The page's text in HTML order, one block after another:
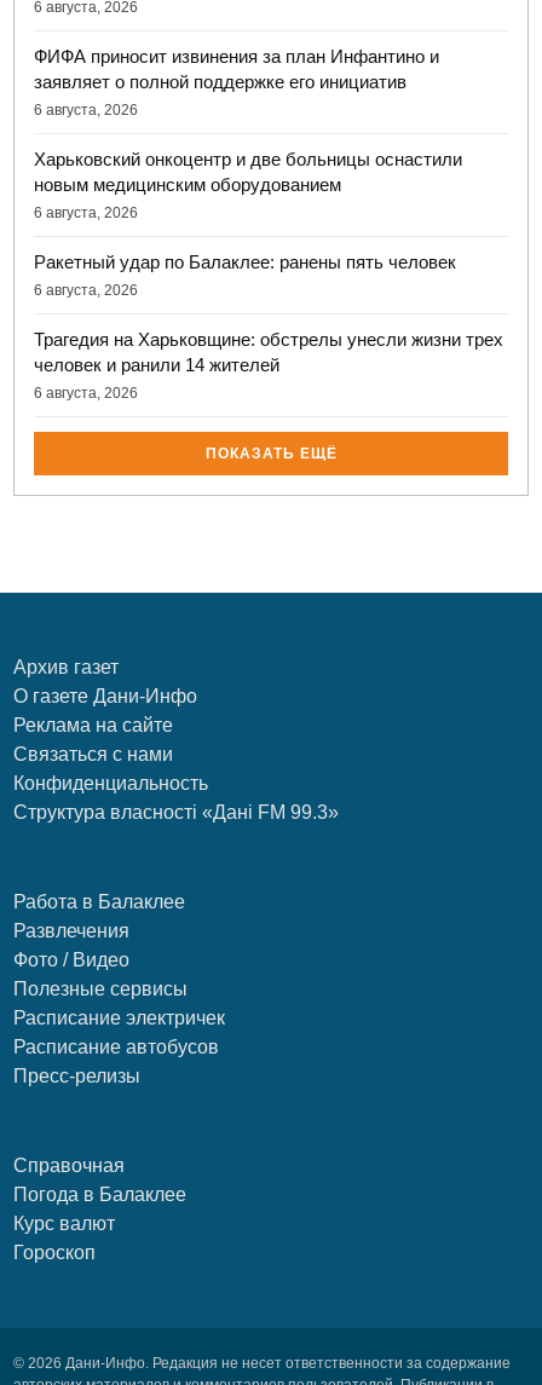
6 августа, 2026
ФИФА приносит извинения за план Инфантино и
заявляет о полной поддержке его инициатив
6 августа, 2026
Харьковский онкоцентр и две больницы оснастили
новым медицинским оборудованием
6 августа, 2026
Ракетный удар по Балаклее: ранены пять человек
6 августа, 2026
Трагедия на Харьковщине: обстрелы унесли жизни трех
человек и ранили 14 жителей
6 августа, 2026
ПОКАЗАТЬ ЕЩЁ
Архив газет
О газете Дани-Инфо
Реклама на сайте
Связаться с нами
Конфиденциальность
Структура власності «Дані FM 99.3»
Работа в Балаклее
Развлечения
Фото / Видео
Полезные сервисы
Расписание электричек
Расписание автобусов
Пресс-релизы
Справочная
Погода в Балаклее
Курс валют
Гороскоп
© 2026 Дани-Инфо. Редакция не несет ответственности за содержание